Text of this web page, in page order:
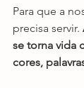
Para que a
precisa servir.
se torna vida
cores,